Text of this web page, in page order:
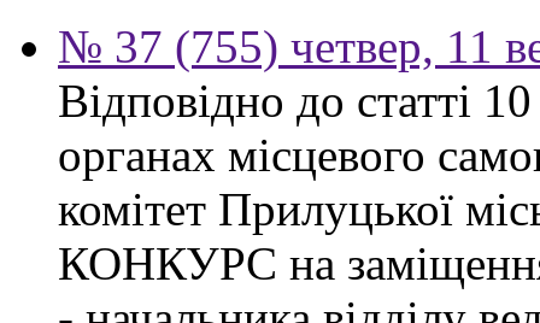
№ 37 (755) четвер, 11
Відповідно до статті
органах місцевого
комітет Прилуцької
КОНКУРС на